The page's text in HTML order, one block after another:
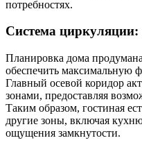
потребностях.
Система
Планировка дома
обеспечить максимальную
Главный осевой коридор
зонами, предоставляя
Таким образом, гостиная
другие зоны, включая
ощущения замкнутости.